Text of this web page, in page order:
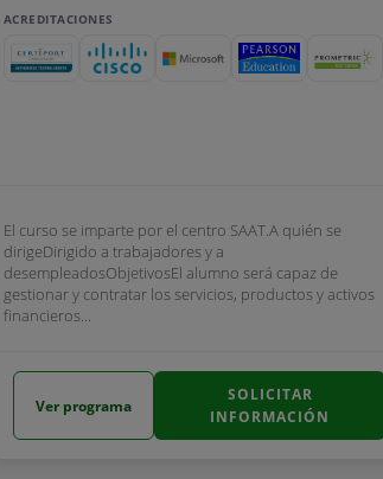
ACREDITACIONES
El curso se imparte por el centro SAAT.A quién se
dirigeDirigido a trabajadores y a
desempleadosObjetivosEl alumno será capaz de
gestionar y contratar los servicios, productos y activos
financieros...
Ver programa
SOLICITAR
INFORMACIÓN